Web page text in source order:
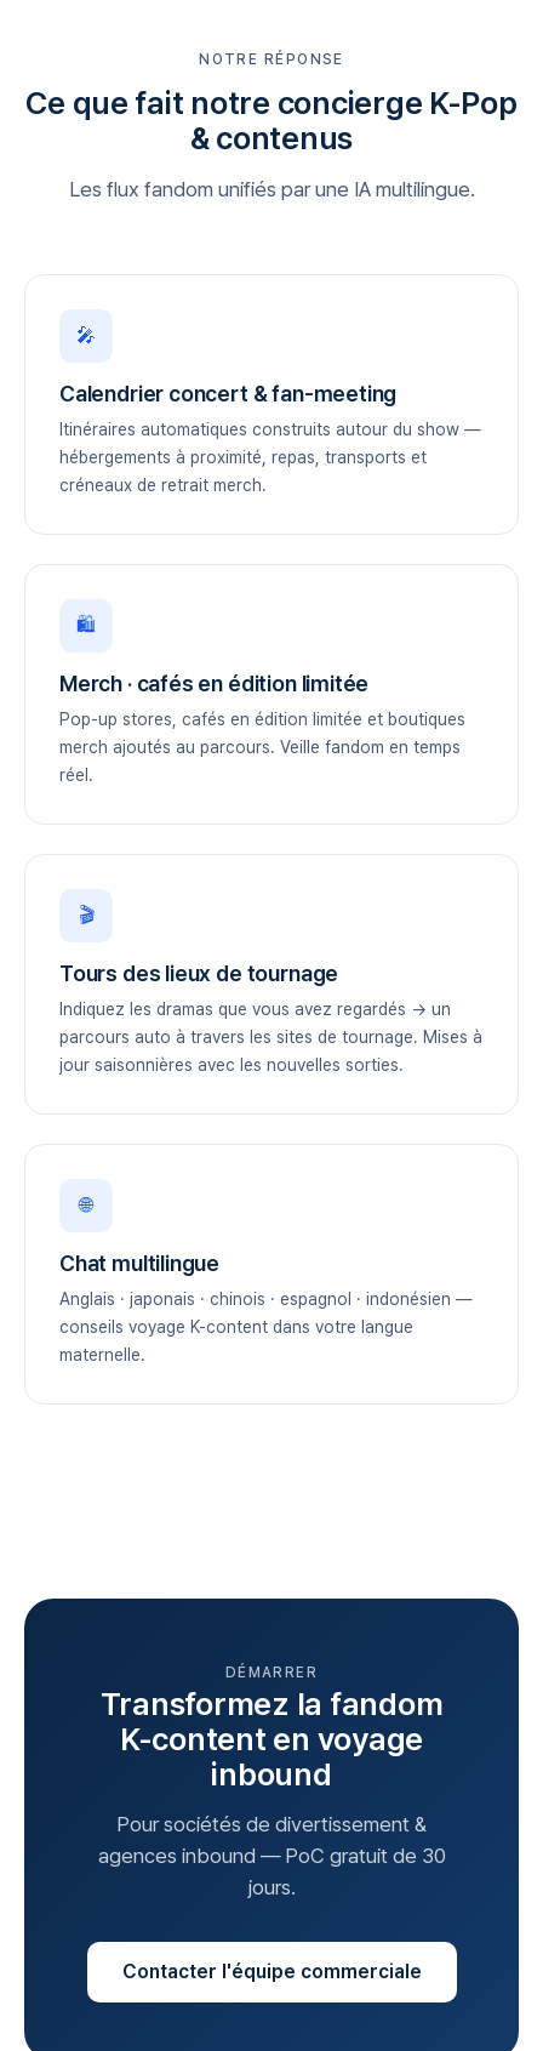
NOTRE RÉPONSE
Ce que fait notre concierge K-Pop
& contenus
Les flux fandom unifiés par une IA multilingue.
🎤
Calendrier concert & fan-meeting
Itinéraires automatiques construits autour du show —
hébergements à proximité, repas, transports et
créneaux de retrait merch.
🛍️
Merch · cafés en édition limitée
Pop-up stores, cafés en édition limitée et boutiques
merch ajoutés au parcours. Veille fandom en temps
réel.
🎬
Tours des lieux de tournage
Indiquez les dramas que vous avez regardés → un
parcours auto à travers les sites de tournage. Mises à
jour saisonnières avec les nouvelles sorties.
🌐
Chat multilingue
Anglais · japonais · chinois · espagnol · indonésien —
conseils voyage K-content dans votre langue
maternelle.
DÉMARRER
Transformez la fandom
K-content en voyage
inbound
Pour sociétés de divertissement &
agences inbound — PoC gratuit de 30
jours.
Contacter l'équipe commerciale